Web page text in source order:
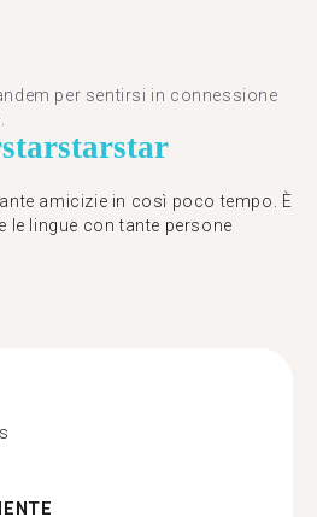
per sentirsi in connessione
starstarstar
amicizie in così poco tempo. È
le lingue con tante persone